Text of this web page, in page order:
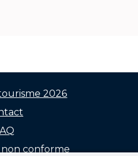
2026
non conforme